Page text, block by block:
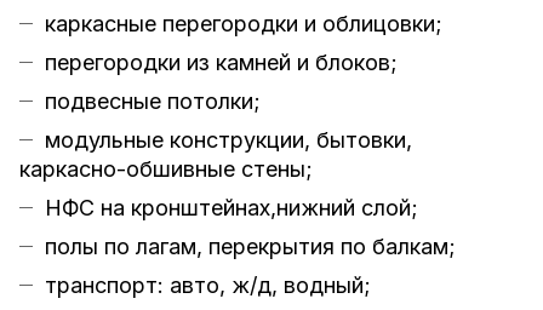
каркасные перегородки и облицовки;
перегородки из камней и блоков;
подвесные потолки;
модульные конструкции, бытовки,
каркасно-обшивные стены;
НФС на кронштейнах,нижний слой;
полы по лагам, перекрытия по балкам;
транспорт: авто, ж/д, водный;